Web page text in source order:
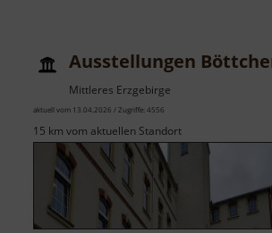
Ausstellungen
Mittleres Erzgebirge
aktuell vom 13.04.2026 / Zugriffe: 4556
15 km vom aktuellen Standort